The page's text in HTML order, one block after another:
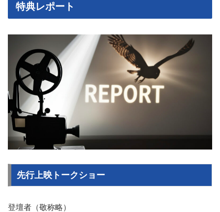
特典レポート
先行上映トークショー
登壇者（敬称略）